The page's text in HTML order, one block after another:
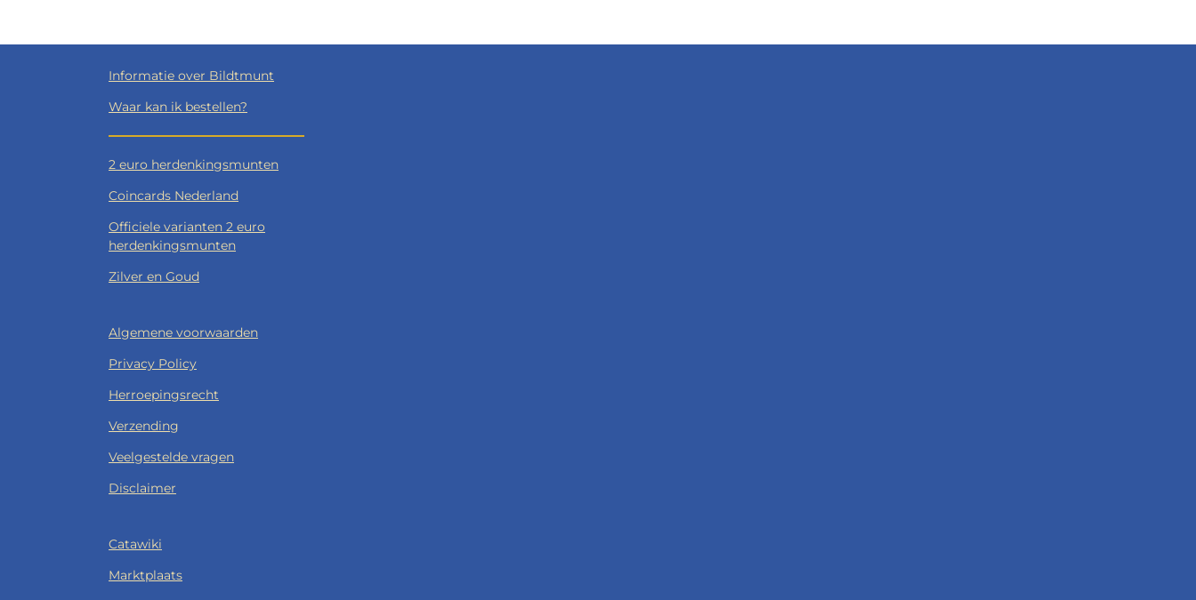
Informatie over Bildtmunt
Waar kan ik bestellen?
2 euro herdenkingsmunten
Coincards Nederland
Officiele varianten 2 euro
herdenkingsmunten
Zilver en Goud
Algemene voorwaarden
Privacy Policy
Herroepingsrecht
Verzending
Veelgestelde vragen
Disclaimer
Catawiki
Marktplaats